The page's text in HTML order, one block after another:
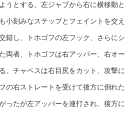
うとする。左ジャブから右に横移動
小刻みなステップとフェイントを交
錯し、トホゴフの左フック、さらに
両者、トホゴフは右アッパー、右オ
。チャベスは右目尻をカット、攻撃
の右ストレートを受けて後方に倒れ
ったが左アッパーを連打され、後方